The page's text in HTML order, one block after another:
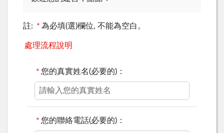
註: * 為必填(選)欄位, 不能為空白。
處理流程說明
* 您的真實姓名(必要的)：
* 您的聯絡電話(必要的)：